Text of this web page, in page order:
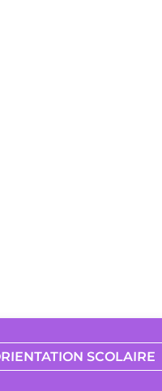
SCOLAIRE